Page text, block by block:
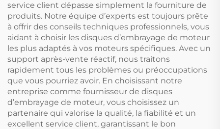
service client dépasse simplement la fourniture de
produits. Notre équipe d’experts est toujours prête
à offrir des conseils techniques professionnels, vous
aidant à choisir les disques d’embrayage de moteur
les plus adaptés à vos moteurs spécifiques. Avec un
support après-vente réactif, nous traitons
rapidement tous les problèmes ou préoccupations
que vous pourriez avoir. En choisissant notre
entreprise comme fournisseur de disques
d’embrayage de moteur, vous choisissez un
partenaire qui valorise la qualité, la fiabilité et un
excellent service client, garantissant le bon